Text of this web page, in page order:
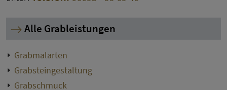
Alle Grableistungen
Grabmalarten
Grabsteingestaltung
Grabschmuck